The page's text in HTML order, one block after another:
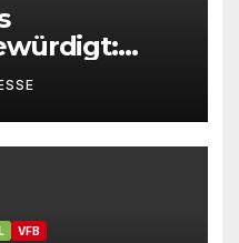
Jahres
VFB